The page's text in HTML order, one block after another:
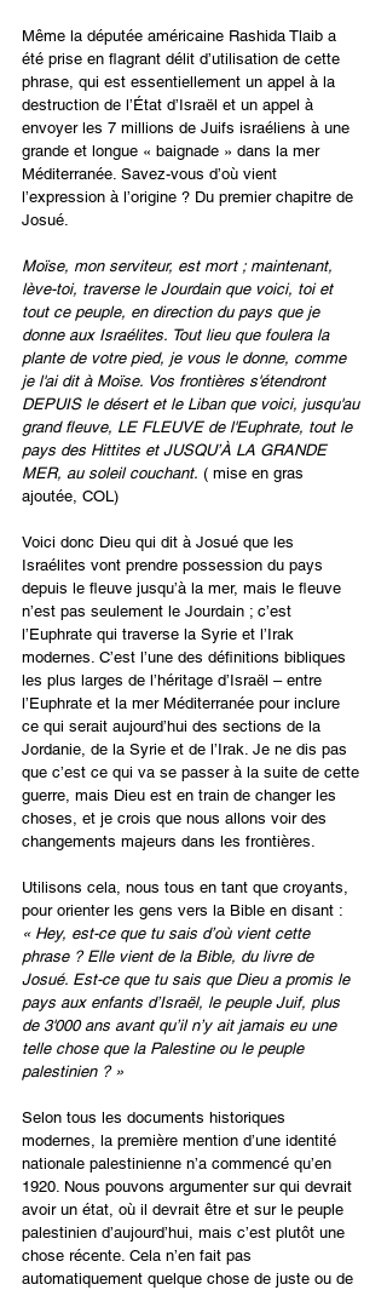
Même la députée américaine Rashida Tlaib a
été prise en flagrant délit d’utilisation de cette
phrase, qui est essentiellement un appel à la
destruction de l’État d’Israël et un appel à
envoyer les 7 millions de Juifs israéliens à une
grande et longue « baignade » dans la mer
Méditerranée. Savez-vous d’où vient
l’expression à l’origine ? Du premier chapitre de
Josué.
Moïse, mon serviteur, est mort ; maintenant,
lève-toi, traverse le Jourdain que voici, toi et
tout ce peuple, en direction du pays que je
donne aux Israélites. Tout lieu que foulera la
plante de votre pied, je vous le donne, comme
je l'ai dit à Moïse. Vos frontières s'étendront
DEPUIS le désert et le Liban que voici, jusqu'au
grand fleuve, LE FLEUVE de l'Euphrate, tout le
pays des Hittites et JUSQU’À LA GRANDE
MER, au soleil couchant. ( mise en gras
ajoutée, COL)
Voici donc Dieu qui dit à Josué que les
Israélites vont prendre possession du pays
depuis le fleuve jusqu’à la mer, mais le fleuve
n’est pas seulement le Jourdain ; c’est
l’Euphrate qui traverse la Syrie et l’Irak
modernes. C’est l’une des définitions bibliques
les plus larges de l’héritage d’Israël – entre
l’Euphrate et la mer Méditerranée pour inclure
ce qui serait aujourd’hui des sections de la
Jordanie, de la Syrie et de l’Irak. Je ne dis pas
que c’est ce qui va se passer à la suite de cette
guerre, mais Dieu est en train de changer les
choses, et je crois que nous allons voir des
changements majeurs dans les frontières.
Utilisons cela, nous tous en tant que croyants,
pour orienter les gens vers la Bible en disant :
« Hey, est-ce que tu sais d’où vient cette
phrase ? Elle vient de la Bible, du livre de
Josué. Est-ce que tu sais que Dieu a promis le
pays aux enfants d’Israël, le peuple Juif, plus
de 3'000 ans avant qu’il n’y ait jamais eu une
telle chose que la Palestine ou le peuple
palestinien ? »
Selon tous les documents historiques
modernes, la première mention d’une identité
nationale palestinienne n’a commencé qu’en
1920. Nous pouvons argumenter sur qui devrait
avoir un état, où il devrait être et sur le peuple
palestinien d’aujourd’hui, mais c’est plutôt une
chose récente. Cela n’en fait pas
automatiquement quelque chose de juste ou de